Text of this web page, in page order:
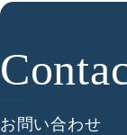
お問い合わせ